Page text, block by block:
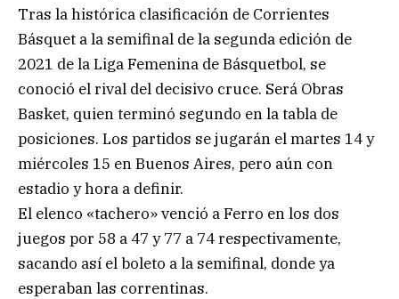
Tras la histórica clasificación de Corrientes
Básquet a la semifinal de la segunda edición de
2021 de la Liga Femenina de Básquetbol, se
conoció el rival del decisivo cruce. Será Obras
Basket, quien terminó segundo en la tabla de
posiciones. Los partidos se jugarán el martes 14 y
miércoles 15 en Buenos Aires, pero aún con
estadio y hora a definir.
El elenco «tachero» venció a Ferro en los dos
juegos por 58 a 47 y 77 a 74 respectivamente,
sacando así el boleto a la semifinal, donde ya
esperaban las correntinas.